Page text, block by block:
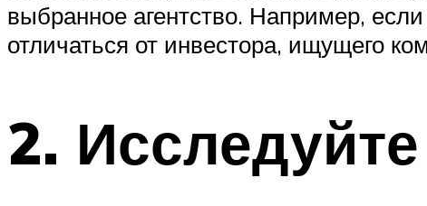
выбранное агентство. Например,
отличаться от инвестора, ищущего
2.